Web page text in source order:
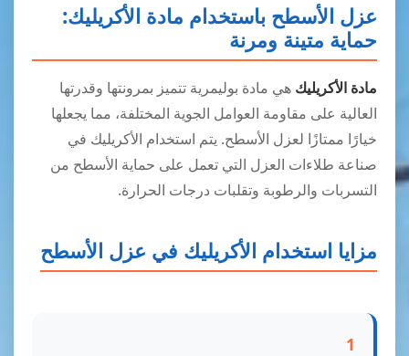
عزل الأسطح باستخدام مادة الأكريليك:
حماية متينة ومرنة
مادة الأكريليك هي مادة بوليمرية تتميز بمرونتها وقدرتها
العالية على مقاومة العوامل الجوية المختلفة، مما يجعلها
خيارًا ممتازًا لعزل الأسطح. يتم استخدام الأكريليك في
صناعة طلاءات العزل التي تعمل على حماية الأسطح من
التسربات والرطوبة وتقلبات درجات الحرارة.
مزايا استخدام الأكريليك في عزل الأسطح
1